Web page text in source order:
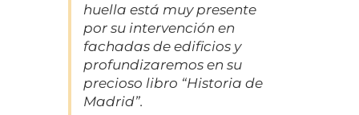
huella está muy presente
por su intervención en
fachadas de edificios y
profundizaremos en su
precioso libro “Historia de
Madrid”.